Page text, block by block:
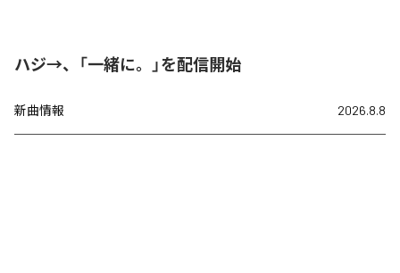
ハジ→、「一緒に。」を配信開始
新曲情報 2026.8.8